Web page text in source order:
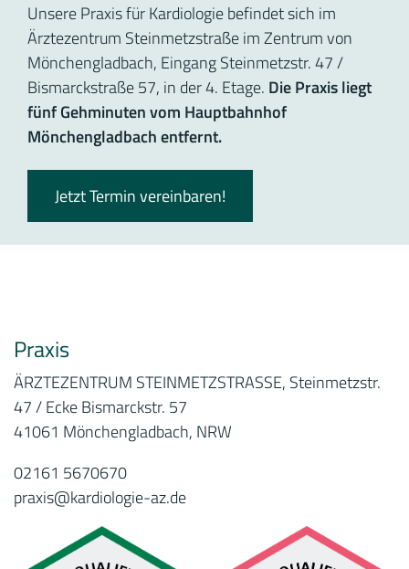
Unsere Praxis für Kardiologie befindet sich im
Ärztezentrum Steinmetzstraße im Zentrum von
Mönchengladbach, Eingang Steinmetzstr. 47 /
Bismarckstraße 57, in der 4. Etage. Die Praxis liegt
fünf Gehminuten vom Hauptbahnhof
Mönchengladbach entfernt.
Jetzt Termin vereinbaren!
Praxis
ÄRZTEZENTRUM STEINMETZSTRASSE, Steinmetzstr.
47 / Ecke Bismarckstr. 57
41061 Mönchengladbach, NRW
02161 5670670
praxis@kardiologie-az.de